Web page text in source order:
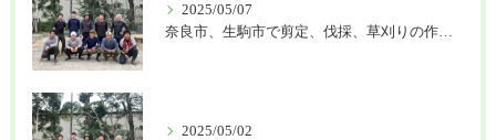
2025/05/07
奈良市、生駒市で剪定、伐採、草刈りの作業を頼むなら はなまる造園
2025/05/02